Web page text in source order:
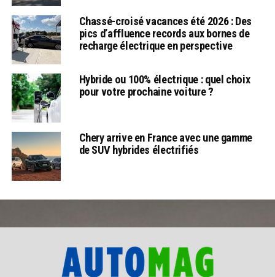
Chassé-croisé vacances été 2026 : Des
pics d’affluence records aux bornes de
recharge électrique en perspective
Hybride ou 100% électrique : quel choix
pour votre prochaine voiture ?
Chery arrive en France avec une gamme
de SUV hybrides électrifiés